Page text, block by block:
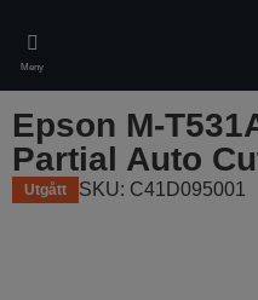
main
content
Meny
Epson M-
Partial Auto
Utgått SKU: C41D095001